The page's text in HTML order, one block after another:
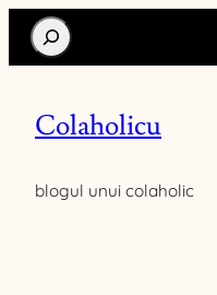
Search
Colaholicu
blogul unui colaholic